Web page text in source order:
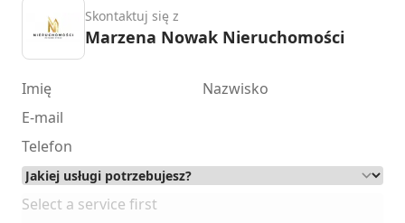
Skontaktuj się z
Marzena Nowak Nieruchomości